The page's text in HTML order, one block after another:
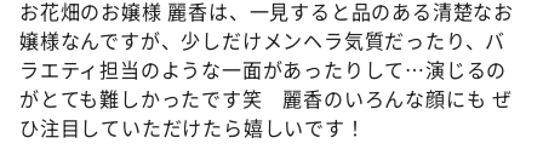
お花畑のお嬢様 麗香は、一見すると品のある清楚なお
嬢様なんですが、少しだけメンヘラ気質だったり、バ
ラエティ担当のような一面があったりして…演じるの
がとても難しかったです笑 麗香のいろんな顔にも ぜ
ひ注目していただけたら嬉しいです！